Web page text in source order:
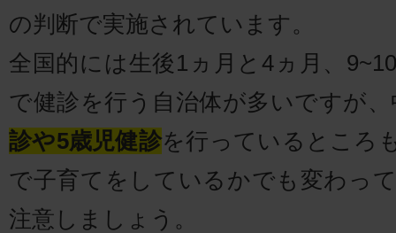
の判断で実施されています。
全国的には生後1ヵ月と4ヵ月、
で健診を行う自治体が多いですが
診や5歳児健診を行っているところ
で子育てをしているかでも変わっ
注意しましょう。